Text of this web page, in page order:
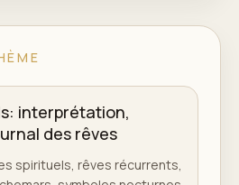
interprétation,
des rêves
spirituels, rêves récurrents,